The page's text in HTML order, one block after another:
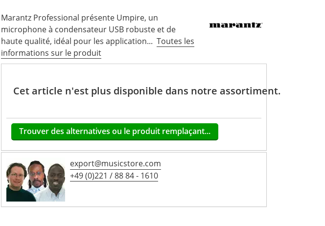
Marantz Professional présente Umpire, un
microphone à condensateur USB robuste et de
haute qualité, idéal pour les application... Toutes les
informations sur le produit
Cet article n'est plus disponible dans notre assortiment.
Trouver des alternatives ou le produit remplaçant...
export@musicstore.com
+49 (0)221 / 88 84 - 1610